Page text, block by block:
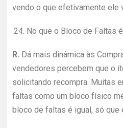
vendo o que efetivamente ele
24. No que o Bloco de Faltas
R. Dá mais dinâmica às
vendedores percebem que o
solicitando recompra. Muitas
faltas como um bloco físico
bloco de faltas é igual, só que